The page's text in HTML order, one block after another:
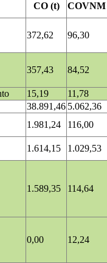
CO (t)
COVNM
372,62 96,30
357,43 84,52
15,19
11,78
38.891,46 5.062,36
1.981,24
116,00
1.614,15
1.029,53
1.589,35 114,64
0,00 12,24